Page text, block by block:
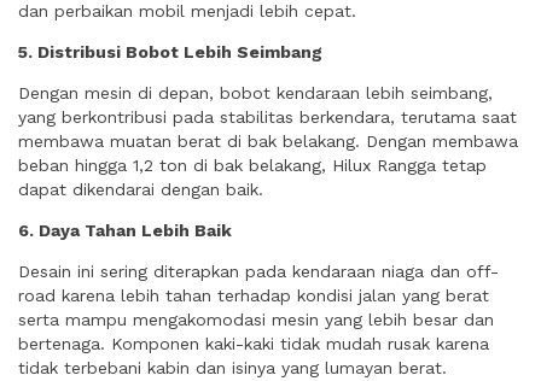
dan perbaikan mobil menjadi lebih cepat.
5. Distribusi Bobot Lebih Seimbang
Dengan mesin di depan, bobot kendaraan lebih seimbang,
yang berkontribusi pada stabilitas berkendara, terutama saat
membawa muatan berat di bak belakang. Dengan membawa
beban hingga 1,2 ton di bak belakang, Hilux Rangga tetap
dapat dikendarai dengan baik.
6. Daya Tahan Lebih Baik
Desain ini sering diterapkan pada kendaraan niaga dan off-
road karena lebih tahan terhadap kondisi jalan yang berat
serta mampu mengakomodasi mesin yang lebih besar dan
bertenaga. Komponen kaki-kaki tidak mudah rusak karena
tidak terbebani kabin dan isinya yang lumayan berat.